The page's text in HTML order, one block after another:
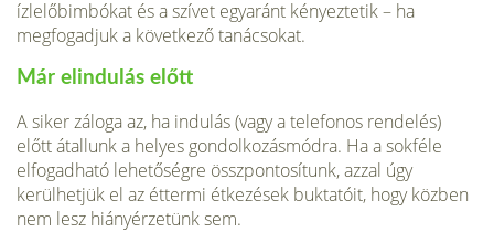
ízlelőbimbókat és a szívet egyaránt kényeztetik – ha
megfogadjuk a követ­kező tanácsokat.
Már elindulás előtt
A siker záloga az, ha indulás (vagy a telefonos rendelés)
előtt átallunk a helyes gondolkozásmód­ra. Ha a sokféle
elfogadható lehetőségre össz­pontosítunk, azzal úgy
kerülhetjük el az éttermi étkezések buktatóit, hogy közben
nem lesz hiány­érzetünk sem.